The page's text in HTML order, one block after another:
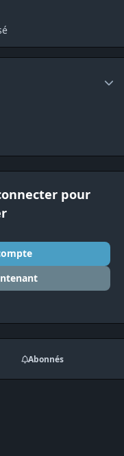
pour
Abonnés